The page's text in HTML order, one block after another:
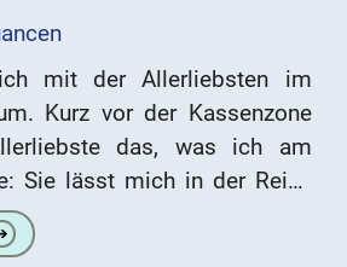
mit der Allerliebsten im
Kurz vor der Kassenzone
das, was ich am
Sie lässt mich in der Reihe